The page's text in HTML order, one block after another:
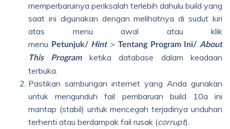
memperbaruinya periksalah terlebih dahulu build yang
saat ini digunakan dengan melihatnya di sudut kiri
atas menu awal atau klik
menu
Petunjuk/ Hint> Tentang Program Ini/About
This Programketika database dalam keadaan
terbuka.
Pastikan sambungan internet yang Anda gunakan
untuk mengunduh fail pembaruan build 10a ini
mantap (stabil) untuk mencegah terjadinya unduhan
terhenti atau berdampak fail rusak (corrupt).